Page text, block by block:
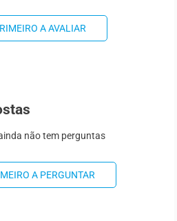
A AVALIAR
não tem perguntas
A PERGUNTAR